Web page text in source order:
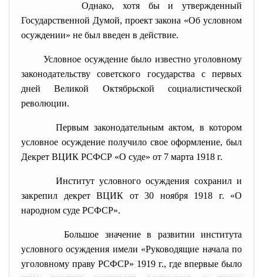
Однако, хотя бы и утвержденный
Государственной Думой, проект закона «Об условном
осуждении» не был введен в действие.
Условное осуждение было известно уголовному
законодательству советского государства с первых
дней Великой Октябрьской социалистической
революции.
Первым законодательным актом, в котором
условное осуждение получило свое оформление, был
Декрет ВЦИК РСФСР «О суде» от 7 марта 1918 г.
Институт условного осуждения сохранил и
закрепил декрет ВЦИК от 30 ноября 1918 г. «О
народном суде РСФСР».
Большое значение в развитии института
условного осуждения имели «Руководящие начала по
уголовному праву РСФСР» 1919 г., где впервые было